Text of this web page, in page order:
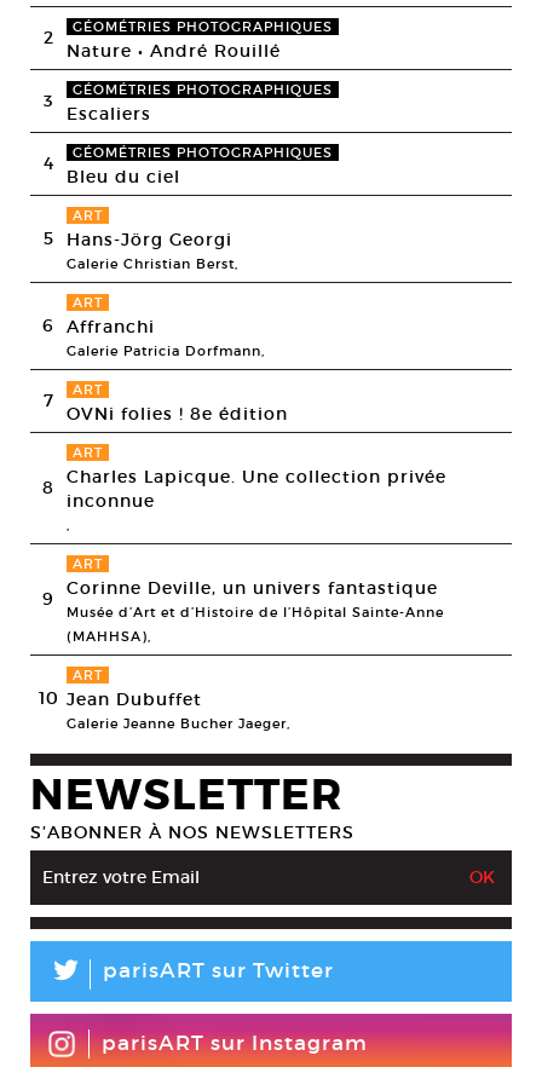
2 GÉOMÉTRIES PHOTOGRAPHIQUES
Nature • André Rouillé
3 GÉOMÉTRIES PHOTOGRAPHIQUES
Escaliers
4 GÉOMÉTRIES PHOTOGRAPHIQUES
Bleu du ciel
5
ART
Hans-Jörg Georgi
Galerie Christian Berst,
6
ART
Affranchi
Galerie Patricia Dorfmann,
7 ART
OVNi folies ! 8e édition
8
ART
Charles Lapicque. Une collection privée
inconnue
,
9
ART
Corinne Deville, un univers fantastique
Musée d’Art et d’Histoire de l’Hôpital Sainte-Anne
(MAHHSA),
10
ART
Jean Dubuffet
Galerie Jeanne Bucher Jaeger,
NEWSLETTER
S’ABONNER À NOS NEWSLETTERS
L parisART sur Twitter
parisART sur Instagram